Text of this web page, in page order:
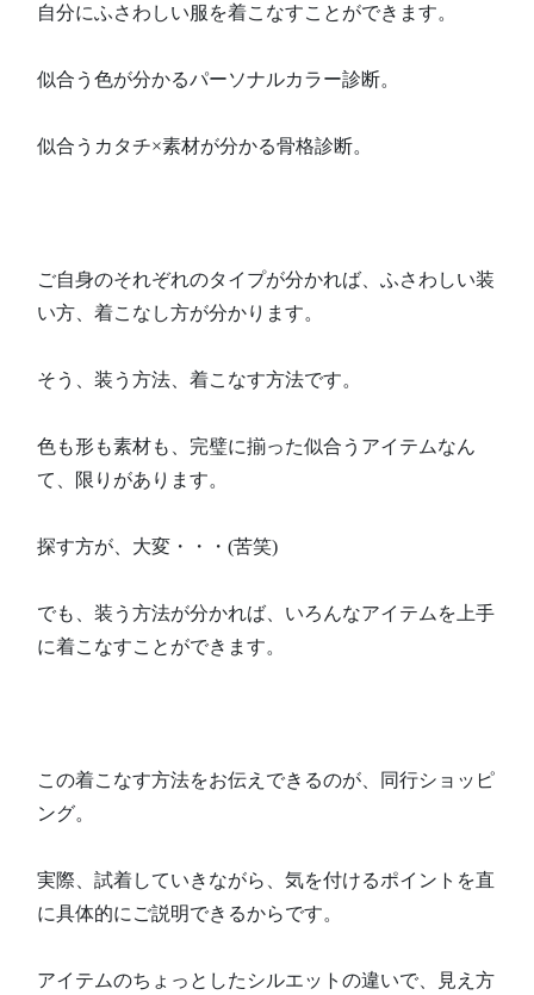
自分にふさわしい服を着こなすことができます。
似合う色が分かるパーソナルカラー診断。
似合うカタチ×素材が分かる骨格診断。
ご自身のそれぞれのタイプが分かれば、ふさわしい装
い方、着こなし方が分かります。
そう、装う方法、着こなす方法です。
色も形も素材も、完璧に揃った似合うアイテムなん
て、限りがあります。
探す方が、大変・・・(苦笑)
でも、装う方法が分かれば、いろんなアイテムを上手
に着こなすことができます。
この着こなす方法をお伝えできるのが、同行ショッピ
ング。
実際、試着していきながら、気を付けるポイントを直
に具体的にご説明できるからです。
アイテムのちょっとしたシルエットの違いで、見え方